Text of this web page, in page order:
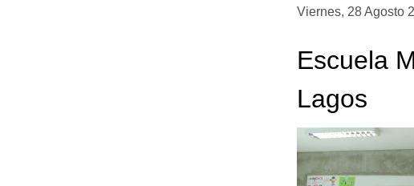
Viernes, 28 Agosto
Escuela
Lagos